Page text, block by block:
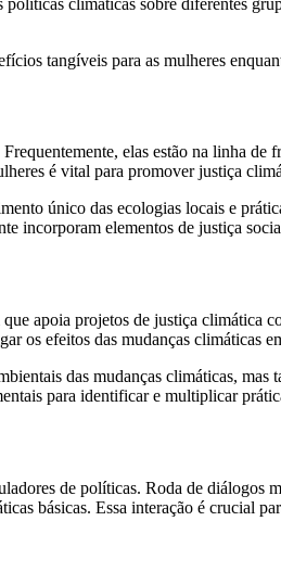
tangíveis para as mulheres
elas estão na linha de
é vital para promover justiça
único das ecologias locais e
incorporam elementos de justiça
apoia projetos de justiça climática
os efeitos das mudanças climáticas
das mudanças climáticas, mas
para identificar e multiplicar
de políticas. Roda de diálogos
básicas. Essa interação é crucial